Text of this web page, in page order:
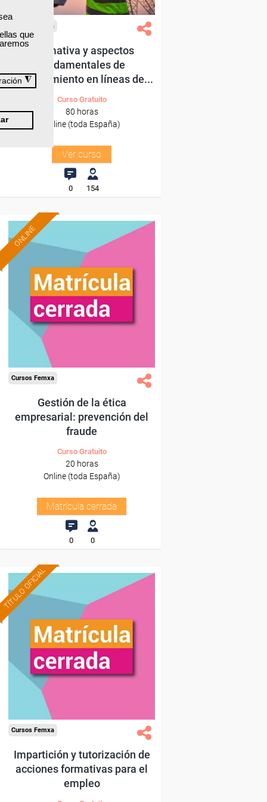
que
◮
Cursos Femxa
Normativa y aspectos
fundamentales de
mantenimiento en líneas de...
Curso Gratuito
80 horas
Online (toda España)
Ver curso
0 154
ONLINE
Cursos Femxa
Gestión de la ética
empresarial: prevención del
fraude
Curso Gratuito
20 horas
Online (toda España)
Matrícula cerrada
0 0
TÍTULO OFICIAL
Cursos Femxa
Impartición y tutorización de
acciones formativas para el
empleo